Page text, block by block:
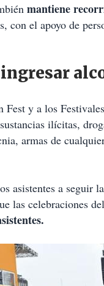
mantiene
con el apoyo de
Fest y a los
ilícitas,
armas de
asistentes a seguir
las celebraciones